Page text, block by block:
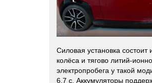
Силовая установка
колёса и тягово литий-
электропробега у такой
6,7 с. Аккумуляторы